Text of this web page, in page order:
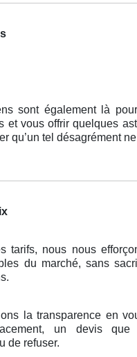
sont également là
et vous offrir quelques
qu’un tel désagrément
tarifs, nous nous
du marché, sans
la transparence en
un devis
de refuser.